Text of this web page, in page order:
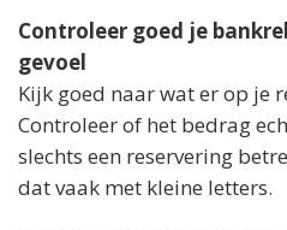
Controleer goed je
gevoel
Kijk goed naar wat er op je
Controleer of het bedrag
slechts een reservering
dat vaak met kleine letters.